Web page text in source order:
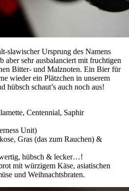
slawischer Ursprung des Namens
aber sehr ausbalanciert mit fruchtigen
Bitter- und Malznoten. Ein Bier für
wieder ein Plätzchen in unserem
hübsch schaut’s auch noch aus!
Centennial, Saphir
Unit)
Gras (das zum Rauchen) &
hübsch & lecker…!
mit würzigem Käse, asiatischen
und Weihnachtsbraten.